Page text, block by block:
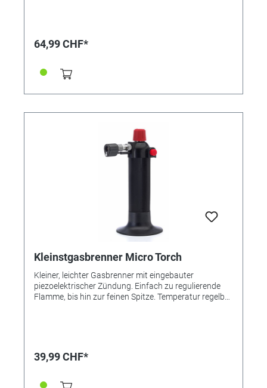
64,99 CHF*
Kleinstgasbrenner Micro Torch
Kleiner, leichter Gasbrenner mit eingebauter
piezoelektrischer Zündung. Einfach zu regulierende
Flamme, bis hin zur feinen Spitze. Temperatur regelbar
39,99 CHF*